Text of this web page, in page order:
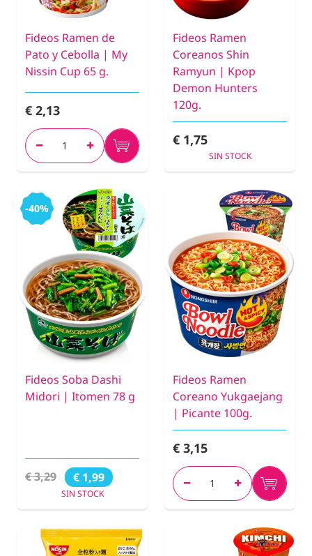
Fideos Ramen de
Pato y Cebolla | My
Nissin Cup 65 g.
€ 2,13
Fideos Ramen
Coreanos Shin
Ramyun | Kpop
Demon Hunters
120g.
€ 1,75
SIN STOCK
-40%
Fideos Soba Dashi
Midori | Itomen 78 g
€ 3,29 € 1,99
SIN STOCK
Fideos Ramen
Coreano Yukgaejang
| Picante 100g.
€ 3,15